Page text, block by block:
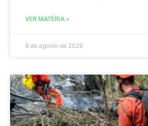
VER MATÉRIA »
8 de agosto de 2026